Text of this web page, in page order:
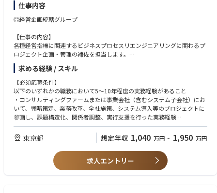
【サービス提供の特徴】
プロジェクトを遂行する際に日本と海外の混成チームを編成する「ハイブ
リッドデリバリーモデル」です。
TCSにはグローバルで約60万人のプロフェッショナルがおり、世界のメジ
ャーなITベンダーとのアライアンス関係があります。
加えて、インドの研究開発を担っている部門では独自にAI等の最新技術の
研究をしているほか、
産学連携のコイノベーションネットワークを有しています。こうしたグロ
ーバルの幅広い技術知見に基づくコンサルティングが
当社の特徴であり強みです。
【ポジション/業務内容の一例】※ご経験、ご希望を考慮し、ご相談の上
でチームやPJを決めていきます。
◆Cloud & Data◆
レガシーシステム・IT組織の変革を目指しているお客様に対して全般的な
フレームワークと変革要件を策定し、
お客様に影響を与えることを目指します。お客様向けの案件に対してプロ
ジェクトにも参画して頂きます。
◆営業系基幹システム再構築◆
・開発プロジェクトにおけるPMまたはPMO経験がある
・パワーポイントによる資料作成
・EXCELによるデータ集計・分析
・ユーザーや開発部門のメンバとコミュニケーションが可能
・商社プロジェクト経験
・営業系システムの構築もしくは運用保守、パッケージプリセールス販売
等の経験
・SAPのPJ経験または開発経験
・PMP資格相当(経験値優先)
◆SAP Senior Consultant◆
・コンサルティングファームでの就業経験
・事業会社におけるプロジェクト推進経験
・製造業や製薬業に関する業務知見
・SAPのロジ系もしくは会計系モジュールの導入経験
・グローバルな環境で活躍したい方
仕事内容
◎経営企画統轄グループ
【仕事の内容】
各種経営指標に関連するビジネスプロセスリエンジニアリングに関わるプ
ロジェクト企画・管理の補佐を担当します。
主に
・プロジェクトマネジメントに関わる課題管理ならびに課題解決等
・チェンジマネジメントに関わるユーザーコミュニケーション・トレーニ
ング等
・プロダクトマネジメントに関わるパートナー・ベンダーコミュニケーシ
ョン等
・並びにプロジェクトマネジメント業務の指導及び人材育成プログラム作
【部署の魅力】
経営企画統轄グループでは、企画グループ・主計グループ・財務グループ
と連携して、各種経営指標に関連する業務のデジタルトランスフォーメー
ション・ビジネスプロセスリエンジニアリングを担っており、新たに導入
求める経験 / スキル
【必須応募条件】
以下のいずれかの職務において5～10年程度の実務経験があること
・コンサルティングファームまたは事業会社（含むシステム子会社）にお
いて、戦略策定、業務改革、全社施策、システム導入等のプロジェクトに
参画し、課題構造化、関係者調整、実行支援を行った実務経験
・人材開発、組織開発、等における各種コンサルティング業務
・事業会社（含むシステム子会社）においてサイバーセキュリティ業務全
般の実務経験
・サイバーセキュリティ関連製品・サービスを提供する企業において、営
業、カスタマーサクセス等の業務に携わった実務経験
東京都 想定年収 1,040 万円 ~ 1,950 万円
求人エントリー